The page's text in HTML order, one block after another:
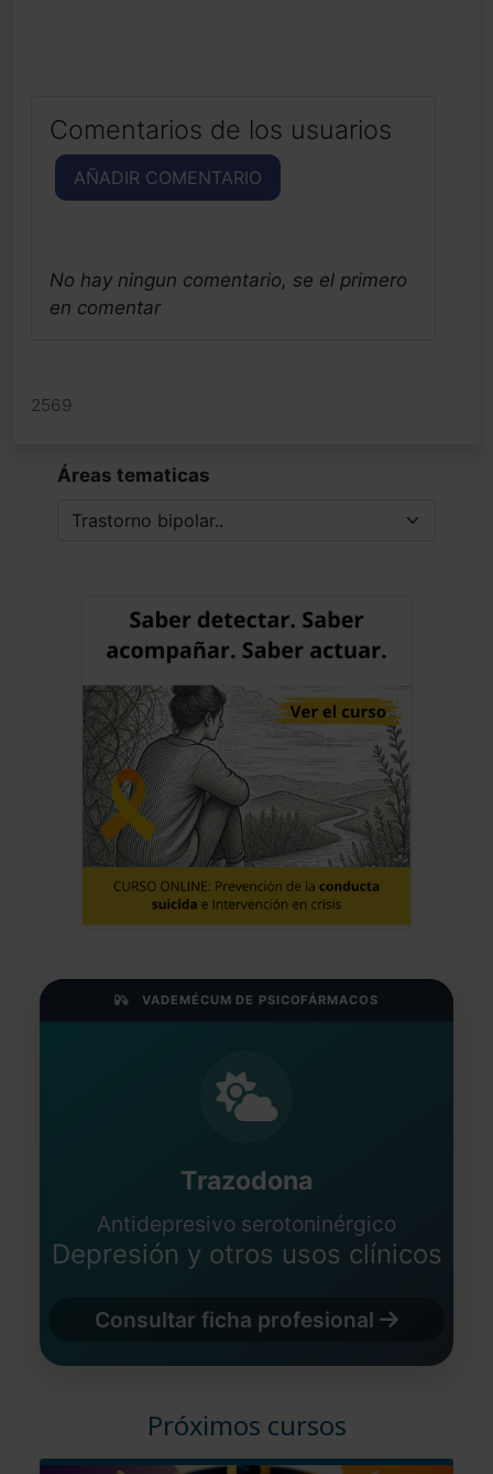
Comentarios de los usuarios
AÑADIR COMENTARIO
No hay ningun comentario, se el primero
en comentar
2569
Áreas tematicas
VADEMÉCUM DE PSICOFÁRMACOS
Trazodona
Antidepresivo serotoninérgico
Depresión y otros usos clínicos
Consultar ficha profesional
Próximos cursos